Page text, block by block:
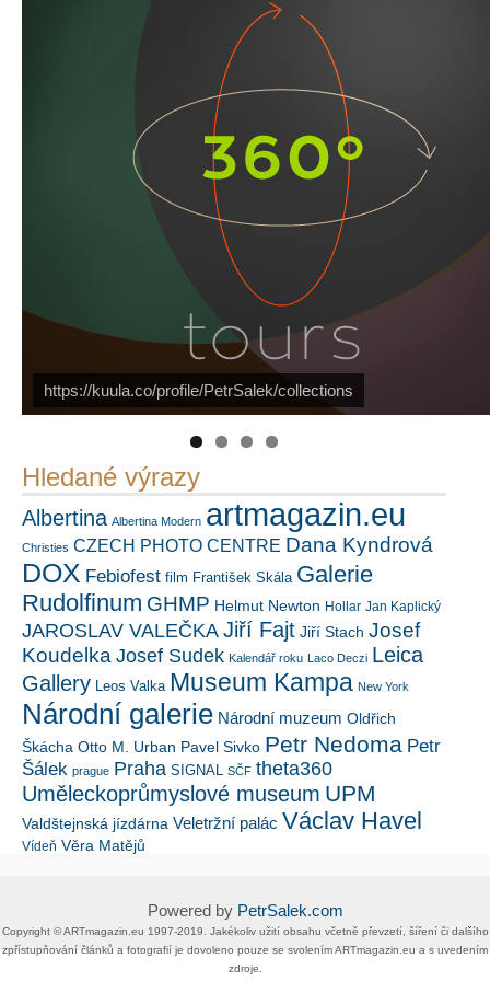
https://kuula.co/profile/PetrSalek/collections
Náš mediální partner
PetrSalek.com
Hledané výrazy
Albertina Albertina Modern artmagazin.eu
Christies CZECH PHOTO CENTRE Dana Kyndrová
DOX Febiofest film František Skála Galerie
Rudolfinum GHMP Helmut Newton Hollar Jan Kaplický
JAROSLAV VALEČKA Jiří Fajt Jiří Stach Josef
Koudelka Josef Sudek Kalendář roku Laco Deczi Leica
Gallery Leos Valka Museum Kampa New York
Národní galerie Národní muzeum Oldřich
Škácha Otto M. Urban Pavel Sivko Petr Nedoma Petr
Šálek prague Praha SIGNAL SČF theta360
Uměleckoprůmyslové museum UPM
Valdštejnská jízdárna Veletržní palác Václav Havel
Vídeň Věra Matějů
Powered by PetrSalek.com
Copyright ©​ ​​ARTmagazin.eu ​1997-2019​.​ Jakékoliv užití obsahu včetně převzetí, šíření či dalšího
zpřístupňování článků a fotografií je dovoleno pouze se svolením ​ARTmagazin.eu​ ​a s uvedením
zdroje.